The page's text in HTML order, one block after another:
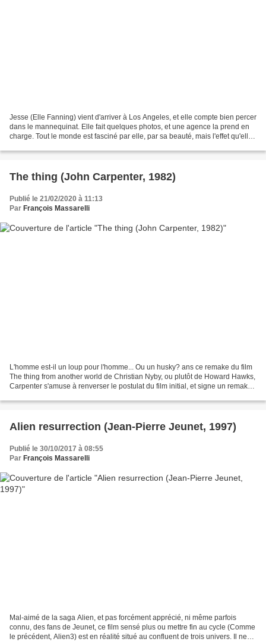
Jesse (Elle Fanning) vient d'arriver à Los Angeles, et elle compte bien percer
dans le mannequinat. Elle fait quelques photos, et une agence la prend en
charge. Tout le monde est fasciné par elle, par sa beauté, mais l'effet qu'elle
The thing (John Carpenter, 1982)
Publié le 21/02/2020 à 11:13
Par François Massarelli
L'homme est-il un loup pour l'homme... Ou un husky? ans ce remake du film
The thing from another world de Christian Nyby, ou plutôt de Howard Hawks,
Carpenter s'amuse à renverser le postulat du film initial, et signe un remake
Alien resurrection (Jean-Pierre Jeunet, 1997)
Publié le 30/10/2017 à 08:55
Par François Massarelli
Mal-aimé de la saga Alien, et pas forcément apprécié, ni même parfois
connu, des fans de Jeunet, ce film sensé plus ou mettre fin au cycle (Comme
le précédent, Alien3) est en réalité situé au confluent de trois univers. Il ne